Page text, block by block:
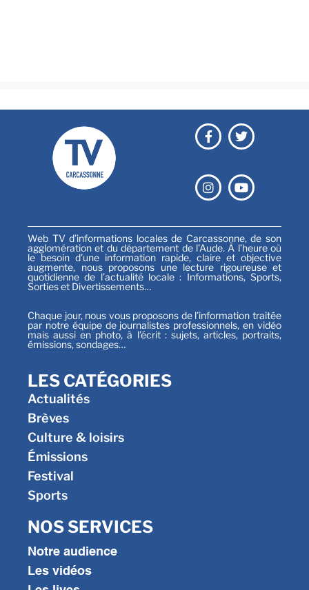
Web TV d’informations locales de Carcassonne, de son
agglomération et du département de l’Aude. À l’heure où
le besoin d’une information rapide, claire et objective
augmente, nous proposons une lecture rigoureuse et
quotidienne de l’actualité locale : Informations, Sports,
Sorties et Divertissements…
Chaque jour, nous vous proposons de l’information traitée
par notre équipe de journalistes professionnels, en vidéo
mais aussi en photo, à l’écrit : sujets, articles, portraits,
émissions, sondages…
LES CATÉGORIES
Actualités
Brèves
Culture & loisirs
Émissions
Festival
Sports
NOS SERVICES
Notre audience
Les vidéos